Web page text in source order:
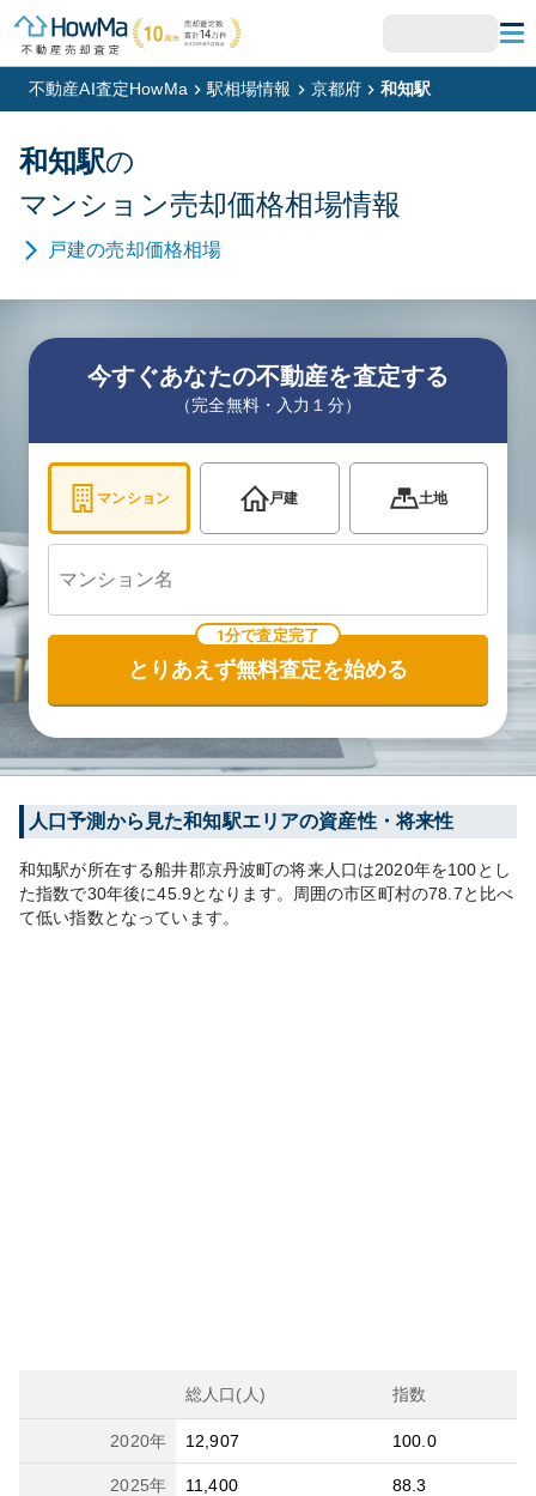
不動産AI査定HowMa 駅相場情報 京都府 和知駅
和知駅の
マンション売却価格相場情報
戸建の売却価格相場
今すぐあなたの不動産を査定する
（完全無料・入力１分）
マンション 戸建 土地
1分で査定完了
とりあえず無料査定を始める
人口予測から見た和知駅エリアの資産性・将来性
和知駅が所在する船井郡京丹波町の将来人口は2020年を100とし
た指数で30年後に45.9となります。 周囲の市区町村の78.7と比べ
て低い指数となっています。
総人口(人) 指数
2020年 12,907 100.0
2025年 11,400 88.3